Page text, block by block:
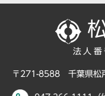
法人
〒271-8588 千葉県松